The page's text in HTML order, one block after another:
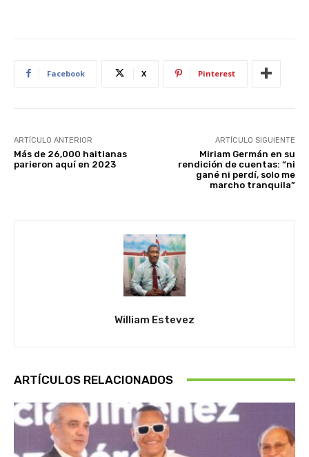
Facebook X Pinterest
ARTÍCULO ANTERIOR
Más de 26,000 haitianas
parieron aquí en 2023
ARTÍCULO SIGUIENTE
Miriam Germán en su
rendición de cuentas: “ni
gané ni perdí, solo me
marcho tranquila”
William Estevez
ARTÍCULOS RELACIONADOS